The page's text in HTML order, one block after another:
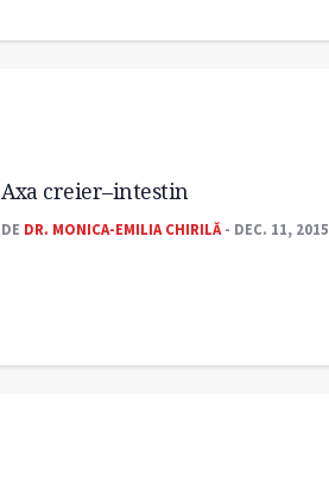
Axa creier–intestin
DE DR. MONICA-EMILIA CHIRILĂ - DEC. 11, 2015